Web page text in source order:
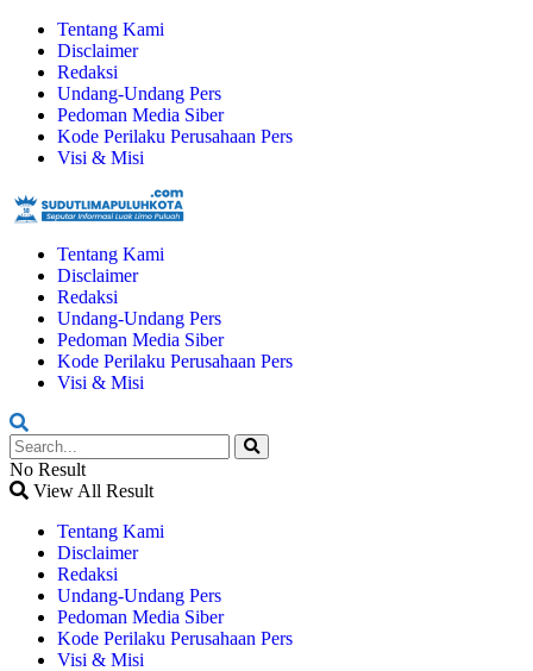
Tentang Kami
Disclaimer
Redaksi
Undang-Undang Pers
Pedoman Media Siber
Kode Perilaku Perusahaan Pers
Visi & Misi
Tentang Kami
Disclaimer
Redaksi
Undang-Undang Pers
Pedoman Media Siber
Kode Perilaku Perusahaan Pers
Visi & Misi
No Result
View All Result
Tentang Kami
Disclaimer
Redaksi
Undang-Undang Pers
Pedoman Media Siber
Kode Perilaku Perusahaan Pers
Visi & Misi